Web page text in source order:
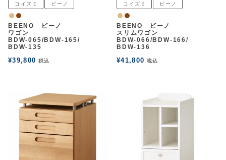
コイズミ ビーノ
ナチュラル
ウォルナット
BEENO ビーノ
ワゴン
BDW-065/BDW-165/
BDW-135
¥39,800 税込
コイズミ ビーノ
ナチュラル
ウォルナット
BEENO ビーノ
スリムワゴン
BDW-066/BDW-166/
BDW-136
¥41,800 税込